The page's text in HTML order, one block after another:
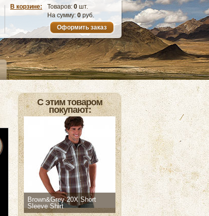
В корзине: Товаров: 0 шт.
На сумму: 0 руб.
Оформить заказ
С этим товаром
покупают:
Brown&Grey 20X Short
Sleeve Shirt